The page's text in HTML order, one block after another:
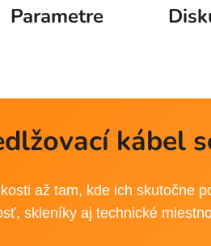
Parametre
kábel
až tam, kde ich skutočne
skleníky aj technické